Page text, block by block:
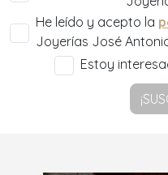
He leído y acepto la
Joyerías José
Estoy